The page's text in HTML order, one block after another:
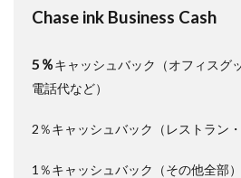
Chase ink Business Cash
5％キャッシュバック（オフィスグ
電話代など）
2％キャッシュバック（レストラン・
1％キャッシュバック（その他全部）